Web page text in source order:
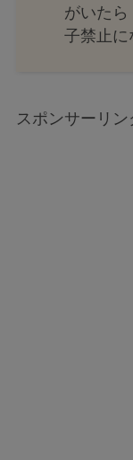
がいた
子禁止に
スポンサーリン